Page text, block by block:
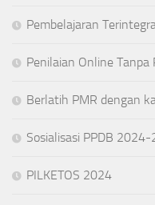
Pembelajaran
Penilaian Online Tanpa
Berlatih PMR dengan
Sosialisasi PPDB
PILKETOS 2024